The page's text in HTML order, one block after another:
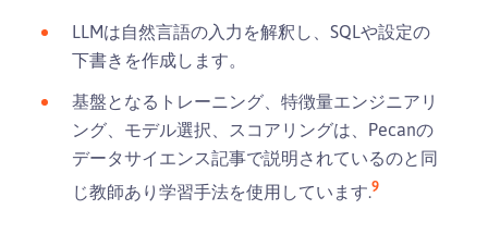
LLMは自然言語の入力を解釈し、SQLや設定の
下書きを作成します。
基盤となるトレーニング、特徴量エンジニアリ
ング、モデル選択、スコアリングは、Pecanの
データサイエンス記事で説明されているのと同
じ教師あり学習手法を使用しています.9